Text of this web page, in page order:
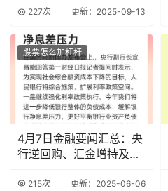
227次 更新：2025-09-13
股票怎么加杠杆
4月7日金融要闻汇总：央
行逆回购、汇金增持及养
215次 更新：2025-06-06